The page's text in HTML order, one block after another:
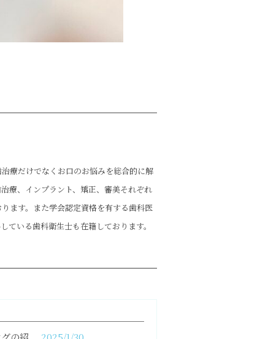
療だけでなくお口のお悩みを総合的に解
療、インプラント、矯正、審美それぞれ
ます。また学会認定資格を有する歯科医
ている歯科衛生士も在籍しております。